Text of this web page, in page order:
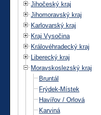
Jihočeský kraj
Jihomoravský kraj
Karlovarský kraj
Kraj Vysočina
Královéhradecký kraj
Liberecký kraj
Moravskoslezský kraj
Bruntál
Frýdek-Místek
Havířov / Orlová
Karviná